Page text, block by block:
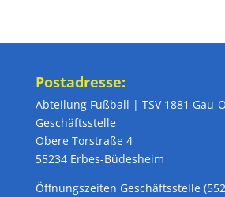
Postadresse:
Abteilung Fußball | TSV 1881 Gau-
Geschäftsstelle
Obere Torstraße 4
55234 Erbes-Büdesheim
Öffnungszeiten Geschäftsstelle